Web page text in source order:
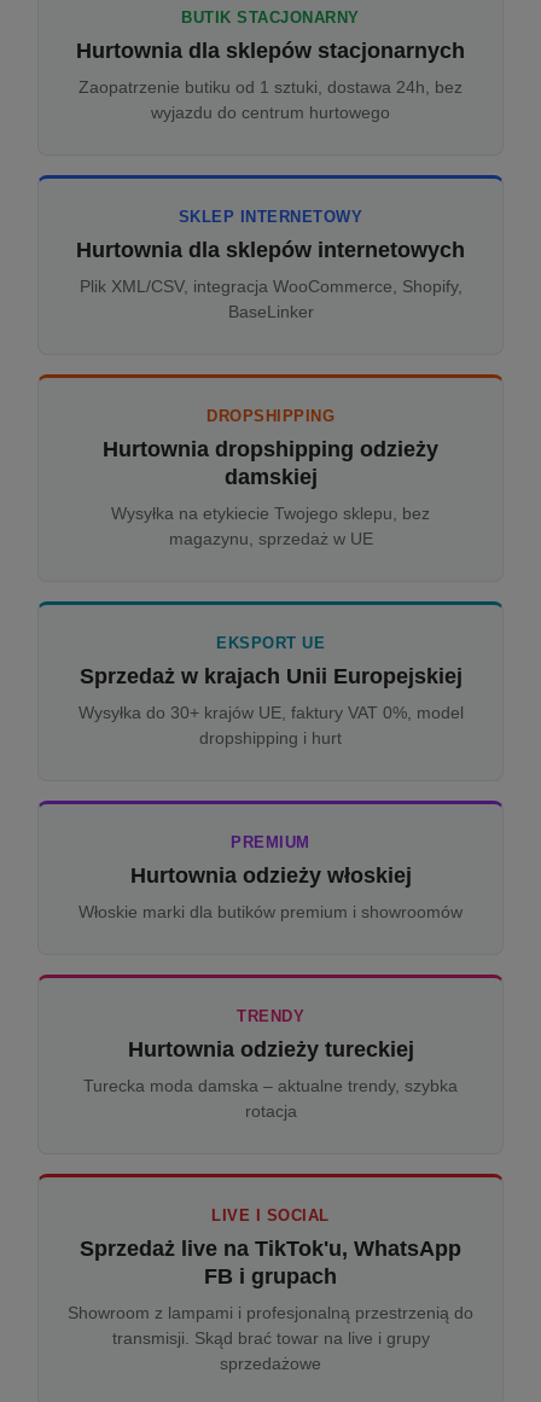
BUTIK STACJONARNY
Hurtownia dla sklepów stacjonarnych
Zaopatrzenie butiku od 1 sztuki, dostawa 24h, bez
wyjazdu do centrum hurtowego
SKLEP INTERNETOWY
Hurtownia dla sklepów internetowych
Plik XML/CSV, integracja WooCommerce, Shopify,
BaseLinker
DROPSHIPPING
Hurtownia dropshipping odzieży
damskiej
Wysyłka na etykiecie Twojego sklepu, bez
magazynu, sprzedaż w UE
EKSPORT UE
Sprzedaż w krajach Unii Europejskiej
Wysyłka do 30+ krajów UE, faktury VAT 0%, model
dropshipping i hurt
PREMIUM
Hurtownia odzieży włoskiej
Włoskie marki dla butików premium i showroomów
TRENDY
Hurtownia odzieży tureckiej
Turecka moda damska – aktualne trendy, szybka
rotacja
LIVE I SOCIAL
Sprzedaż live na TikTok'u, WhatsApp
FB i grupach
Showroom z lampami i profesjonalną przestrzenią do
transmisji. Skąd brać towar na live i grupy
sprzedażowe